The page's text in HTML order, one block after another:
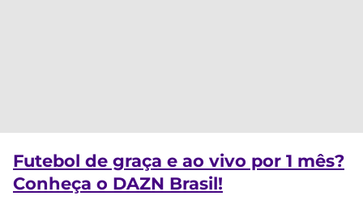
MELHORES
CASSINOS
ONLINE
INTERNACIONAL
DOS
CAMPEÕES
Futebol de graça e ao vivo por 1 mês?
Conheça o DAZN Brasil!